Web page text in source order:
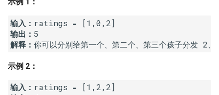
13. 机器人的运动范围
14.1. 剪绳子
14.2. 剪绳子 II
15. 二进制中 1 的个数
10. 和为 k 的子数组
11. 和 1 个数相同的子数组
12. 左右两边子数组的和相等
13. 二维子矩阵的和
2.2. 返回倒数第 k 个节点
2.3. 删除中间节点
2.4. 分割链表
2.5. 链表求和
输入：
输出：
解释：
示例 2：
输入：